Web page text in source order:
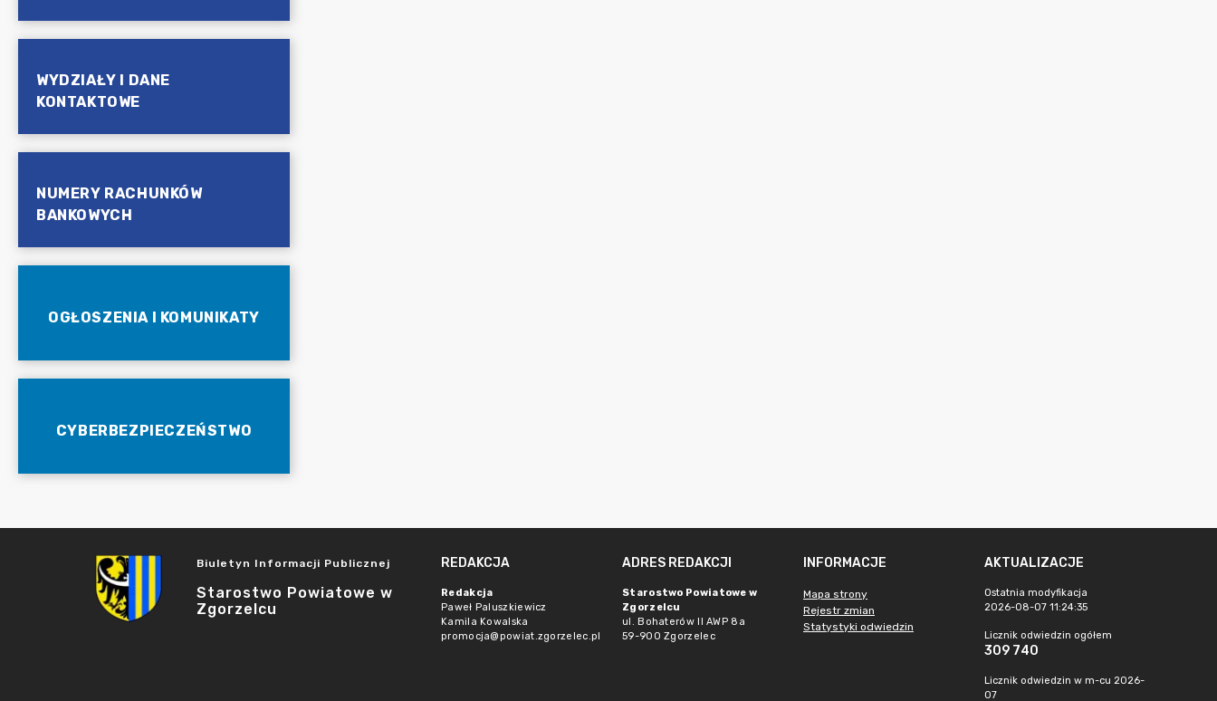
WYDZIAŁY I DANE
KONTAKTOWE
NUMERY RACHUNKÓW
BANKOWYCH
OGŁOSZENIA I KOMUNIKATY
CYBERBEZPIECZEŃSTWO
Biuletyn Informacji Publicznej
Starostwo Powiatowe w
Zgorzelcu
REDAKCJA
Redakcja
Paweł Paluszkiewicz
Kamila Kowalska
promocja@powiat.zgorzelec.pl
ADRES REDAKCJI
Starostwo Powiatowe w
Zgorzelcu
ul. Bohaterów II AWP 8a
59-900 Zgorzelec
INFORMACJE
Mapa strony
Rejestr zmian
Statystyki odwiedzin
AKTUALIZACJE
Ostatnia modyfikacja
2026-08-07 11:24:35
Licznik odwiedzin ogółem
309 740
Licznik odwiedzin w m-cu 2026-
07